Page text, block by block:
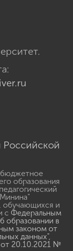
бюджетное
образования
обучающихся и
с Федеральным
образовании в
законом от
данных",
20.10.2021 №